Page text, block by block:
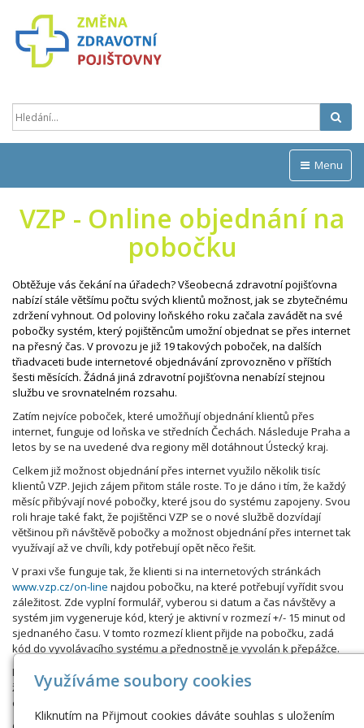
Menu
VZP - Online objednání na
pobočku
Obtěžuje vás čekání na úřadech? Všeobecná zdravotní pojišťovna
nabízí stále většímu počtu svých klientů možnost, jak se zbytečnému
zdržení vyhnout. Od poloviny loňského roku začala zavádět na své
pobočky systém, který pojištěncům umožní objednat se přes internet
na přesný čas. V provozu je již 19 takových poboček, na dalších
třiadvaceti bude internetové objednávání zprovozněno v příštích
šesti měsících. Žádná jiná zdravotní pojišťovna nenabízí stejnou
službu ve srovnatelném rozsahu.
Zatím nejvíce poboček, které umožňují objednání klientů přes
internet, funguje od loňska ve středních Čechách. Následuje Praha a
letos by se na uvedené dva regiony měl dotáhnout Ústecký kraj.
Celkem již možnost objednání přes internet využilo několik tisíc
klientů VZP. Jejich zájem přitom stále roste. To je dáno i tím, že každý
měsíc přibývají nové pobočky, které jsou do systému zapojeny. Svou
roli hraje také fakt, že pojištěnci VZP se o nové službě dozvídají
většinou při návštěvě pobočky a možnost objednání přes internet tak
využívají až ve chvíli, kdy potřebují opět něco řešit.
V praxi vše funguje tak, že klienti si na internetových stránkách
www.vzp.cz/on-line najdou pobočku, na které potřebují vyřídit svou
záležitost. Zde vyplní formulář, vyberou si datum a čas návštěvy a
systém jim vygeneruje kód, který je aktivní v rozmezí +/- 15 minut od
sjednaného času. V tomto rozmezí klient přijde na pobočku, zadá
kód do vyvolávacího systému a přednostně je vyvolán k přepážce.
Možnost objednávání přes internet samozřejmě nic nemění na tom,
že všichni klienti VZP nadále mohou přijít na pobočku přímo, tj. bez
objednání.
Využíváme soubory cookies
Kliknutím na Přijmout cookies dáváte souhlas s uložením